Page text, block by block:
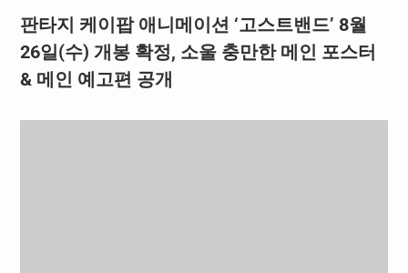
판타지 케이팝 애니메이션 ‘고스트밴드’ 8월
26일(수) 개봉 확정, 소울 충만한 메인 포스터
& 메인 예고편 공개